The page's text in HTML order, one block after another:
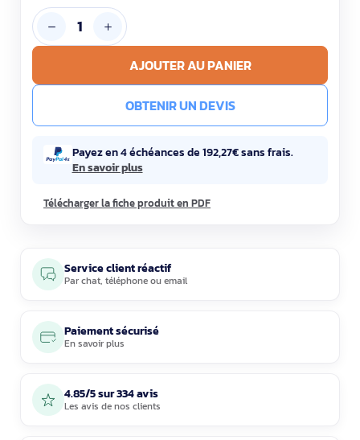
AJOUTER AU PANIER
OBTENIR UN DEVIS
Payez en 4 échéances de 192,27€ sans frais.
En savoir plus
Télécharger la fiche produit en PDF
Service client réactif
Parchat, téléphoneouemail
Paiement sécurisé
En savoir plus
4.85/5 sur 334 avis
Les avis de nos clients